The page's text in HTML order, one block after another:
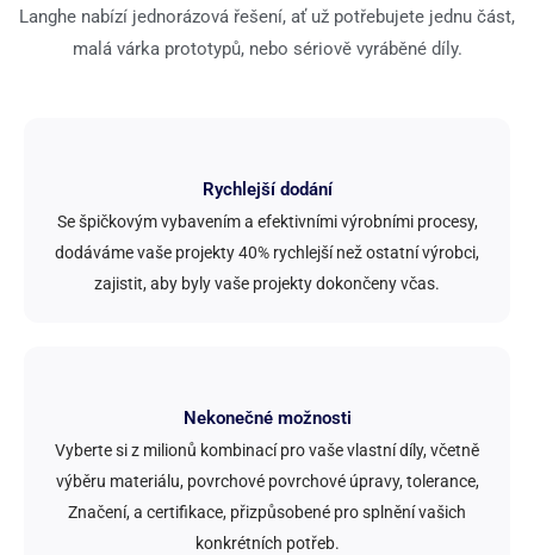
Langhe nabízí jednorázová řešení, ať už potřebujete jednu část,
malá várka prototypů, nebo sériově vyráběné díly.
Rychlejší dodání
Se špičkovým vybavením a efektivními výrobními procesy,
dodáváme vaše projekty 40% rychlejší než ostatní výrobci,
zajistit, aby byly vaše projekty dokončeny včas.
Nekonečné možnosti
Vyberte si z milionů kombinací pro vaše vlastní díly, včetně
výběru materiálu, povrchové povrchové úpravy, tolerance,
Značení, a certifikace, přizpůsobené pro splnění vašich
konkrétních potřeb.